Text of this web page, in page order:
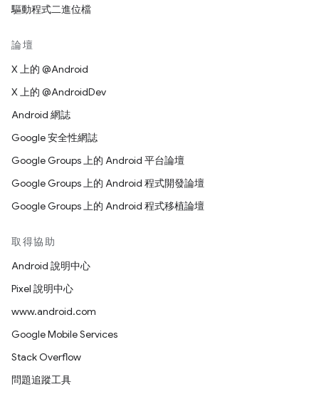
驅動程式二進位檔
論壇
X 上的 @Android
X 上的 @AndroidDev
Android 網誌
Google 安全性網誌
Google Groups 上的 Android 平台論壇
Google Groups 上的 Android 程式開發論壇
Google Groups 上的 Android 程式移植論壇
取得協助
Android 說明中心
Pixel 說明中心
www.android.com
Google Mobile Services
Stack Overflow
問題追蹤工具